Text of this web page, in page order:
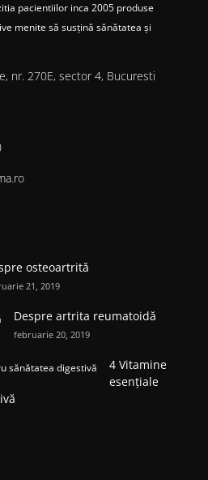
pacientiilor inca 2005 produse
menite să susțină sănătatea și
nr. 270E, sector 4, Bucuresti
osteoartrită
21, 2019
Despre artrita reumatoidă
februarie 20, 2019
4 Vitamine
esențiale